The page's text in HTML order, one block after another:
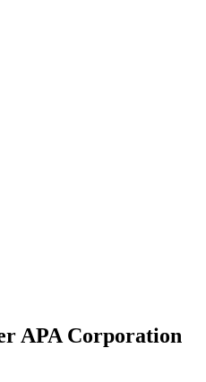
APA Corporation